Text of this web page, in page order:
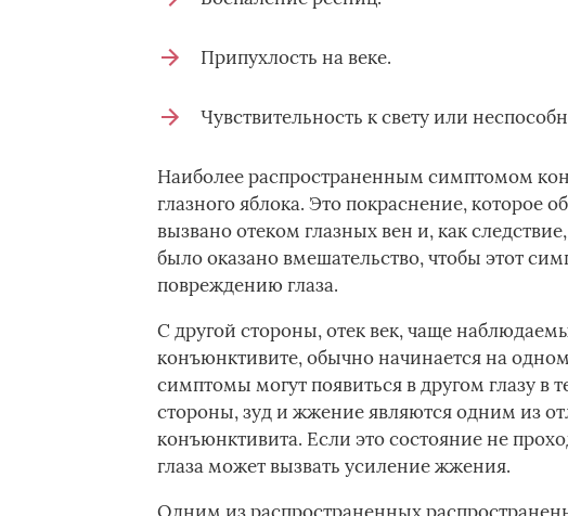
Припухлость на веке.
Чувствительность к свету или
Наиболее распространенным симптомом
глазного яблока. Это покраснение, которое
вызвано отеком глазных вен и, как
было оказано вмешательство, чтобы этот
повреждению глаза.
С другой стороны, отек век, чаще
конъюнктивите, обычно начинается на
симптомы могут появиться в другом глазу в
стороны, зуд и жжение являются одним из
конъюнктивита. Если это состояние не
глаза может вызвать усиление жжения.